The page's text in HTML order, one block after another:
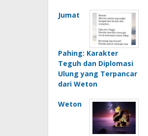
Jumat
Pahing: Karakter
Teguh dan Diplomasi
Ulung yang Terpancar
dari Weton
Weton